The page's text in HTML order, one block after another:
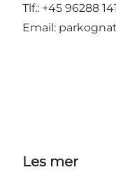
Tlf.: +45 96288
Email:
Les mer